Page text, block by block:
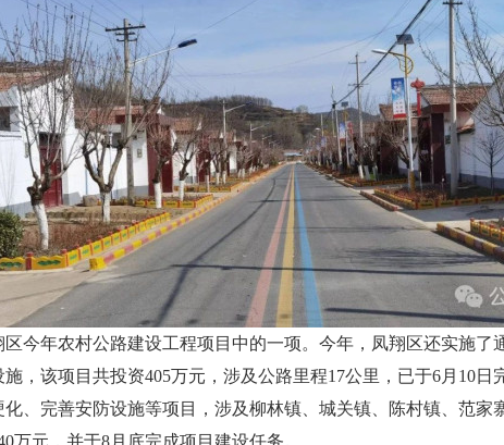
今年农村公路建设工程项目中的一项。今年，凤翔区还实施了
，该项目共投资405万元，涉及公路里程17公里，已于6月10日
、完善安防设施等项目，涉及柳林镇、城关镇、陈村镇、范家
万元，并于8月底完成项目建设任务。